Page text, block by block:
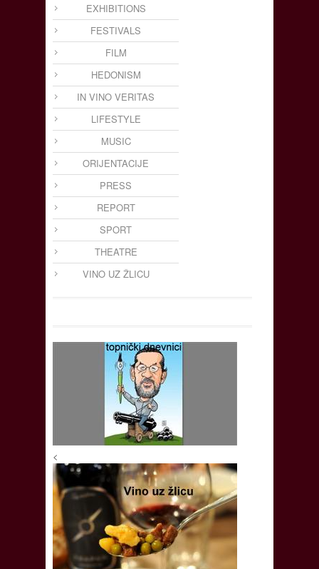
EXHIBITIONS
FESTIVALS
FILM
HEDONISM
IN VINO VERITAS
LIFESTYLE
MUSIC
ORIJENTACIJE
PRESS
REPORT
SPORT
THEATRE
VINO UZ ŽLICU
<